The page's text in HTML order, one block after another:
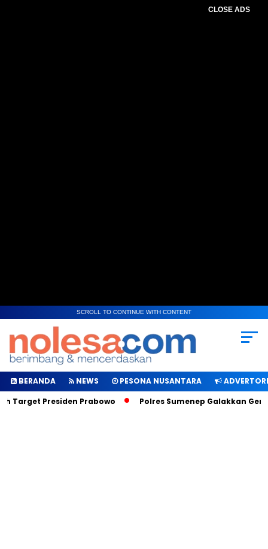
CLOSE ADS
SCROLL TO CONTINUE WITH CONTENT
BERANDA NEWS PESONA NUSANTARA
Target Presiden Prabowo
Polres Sumenep Galakkan